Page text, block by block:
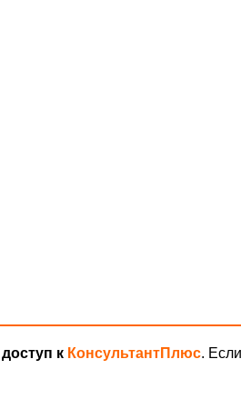
к КонсультантПлюс.